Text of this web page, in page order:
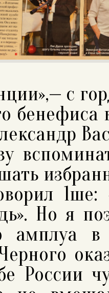
с
Но я
амплуа в
России